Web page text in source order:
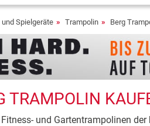
Spielgeräte Trampolin Berg
TRAMPOLIN
und Gartentrampolinen